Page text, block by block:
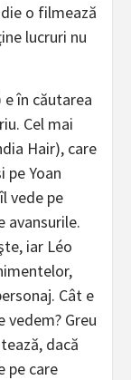
o filmează
lucruri nu
în căutarea
Cel mai
Hair), care
pe Yoan
vede pe
avansurile.
iar Léo
Cât e
vedem? Greu
dacă
pe care